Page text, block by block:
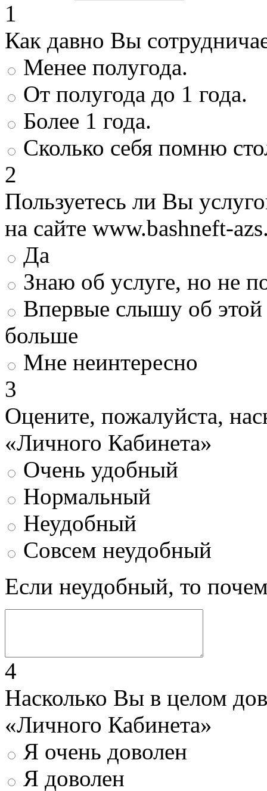
1
Как давно Вы
Менее полугода.
От полугода до 1 года.
Более 1 года.
Сколько себя помню
2
Пользуетесь ли Вы
на сайте www.bashneft-
Да
Знаю об услуге, но не
Впервые слышу об этой
больше
Мне неинтересно
3
Оцените, пожалуйста,
«Личного Кабинета»
Очень удобный
Нормальный
Неудобный
Совсем неудобный
Если неудобный, то
4
Насколько Вы в целом
«Личного Кабинета»
Я очень доволен
Я доволен